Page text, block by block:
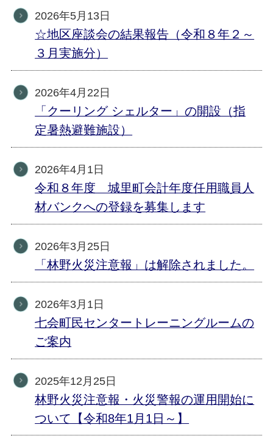
2026年5月13日
☆地区座談会の結果報告（令和８年２～
３月実施分）
2026年4月22日
「クーリング シェルター」の開設（指
定暑熱避難施設）
2026年4月1日
令和８年度 城里町会計年度任用職員人
材バンクへの登録を募集します
2026年3月25日
「林野火災注意報」は解除されました。
2026年3月1日
七会町民センタートレーニングルームの
ご案内
2025年12月25日
林野火災注意報・火災警報の運用開始に
ついて【令和8年1月1日～】